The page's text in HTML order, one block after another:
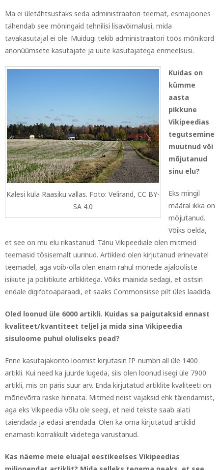
Ma ei ületähtsustaks seda administraatori-teemat, esmajoones
tähendab see mõningaid tehnilisi lisavõimalusi, mida
tavakasutajal ei ole. Muidugi tekib administraatori töös mõnikord
anonüümsete kasutajate ja uute kasutajatega erimeelsusi.
Kalesi küla Raasiku vallas. Foto: Velirand, CC BY-
SA 4.0
Kuidas on
kümme
aasta
pikkune
Vikipeedias
tegutsemine
muutnud või
mõjutanud
sinu elu?
Eks mingil
määral ikka on
mõjutanud.
Võiks öelda,
et see on mu elu rikastanud. Tänu Vikipeediale olen mitmeid
teemasid tõsisemalt uurinud. Artikleid olen kirjutanud erinevatel
teemadel, aga võib-olla olen enam rahul mõnede ajalooliste
isikute ja poliitikute artiklitega. Võiks mainida sedagi, et ostsin
endale digifotoaparaadi, et saaks Commonsisse pilt üles laadida.
Oled loonud üle 6000 artikli. Kuidas sa paigutaksid ennast
kvaliteet/kvantiteet teljel ja mida sina Vikipeedia
sisuloome puhul oluliseks pead?
Enne kasutajakonto loomist kirjutasin IP-numbri all üle 1400
artikli. Kui need ka juurde lugeda, siis olen loonud isegi üle 7900
artikli, mis on päris suur arv. Enda kirjutatud artiklite kvaliteeti on
mõnevõrra raske hinnata. Mitmed neist vajaksid ehk täiendamist,
aga eks Vikipeedia võlu ole seegi, et neid tekste saab alati
täiendada ja edasi arendada. Olen ka oma kirjutatud artiklid
enamasti korralikult viidetega varustanud.
Kas näeme meie eluajal eestikeelses Vikipeedias